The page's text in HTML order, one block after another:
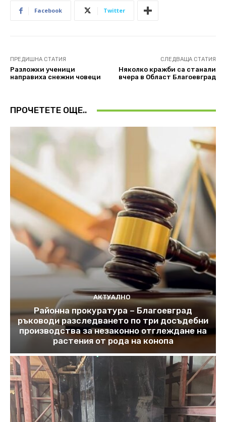
Facebook Twitter
ПРЕДИШНА СТАТИЯ
Разложки ученици
направиха снежни човеци
СЛЕДВАЩА СТАТИЯ
Няколко кражби са станали
вчера в Oбласт Благоевград
ПРОЧЕТЕТЕ ОЩЕ..
АКТУАЛНО
Районна прокуратура – Благоевград
ръководи разследването по три досъдебни
производства за незаконно отглеждане на
растения от рода на конопа